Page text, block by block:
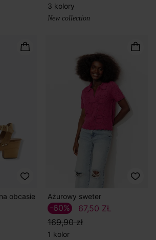
3 kolory
New collection
obcasie Ażurowy sweter
67,50 ZŁ
169,90 zł
-60%
1 kolor